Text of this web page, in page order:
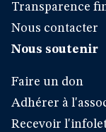
Transparence
Nous contacter
Nous soutenir
Faire un don
Adhérer à
Recevoir